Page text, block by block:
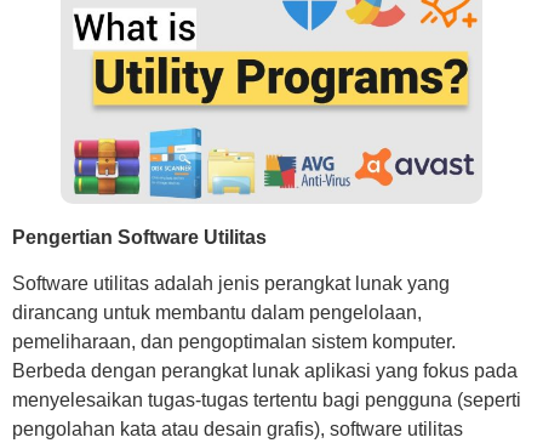
Pengertian Software Utilitas
Software utilitas adalah jenis perangkat lunak yang
dirancang untuk membantu dalam pengelolaan,
pemeliharaan, dan pengoptimalan sistem komputer.
Berbeda dengan perangkat lunak aplikasi yang fokus pada
menyelesaikan tugas-tugas tertentu bagi pengguna (seperti
pengolahan kata atau desain grafis), software utilitas